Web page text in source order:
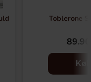
Toblerone
Køb